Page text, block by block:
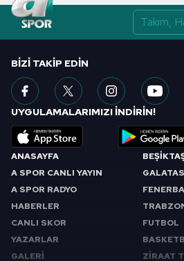
ANASAYFA
A SPOR CANLI YAYIN
A SPOR RADYO
HABERLER
CANLI SKOR
YAZARLAR
GALERİ
FUTBOL
ZİRAAT
BIZI TAKIP EDIN
UYGULAMALARIMIZI İNDİRİN!